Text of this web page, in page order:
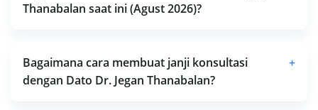
Thanabalan saat ini (Agust 2026)?
Bagaimana cara membuat janji konsultasi
dengan Dato Dr. Jegan Thanabalan?
+